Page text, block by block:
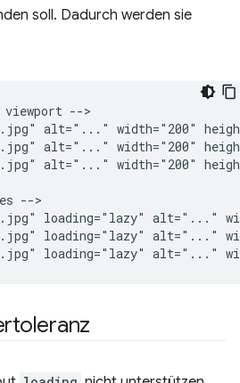
soll. Dadurch werden sie
-->
alt="..." width="200"
alt="..." width="200"
alt="..." width="200"
-->
loading="lazy" alt="..."
loading="lazy" alt="..."